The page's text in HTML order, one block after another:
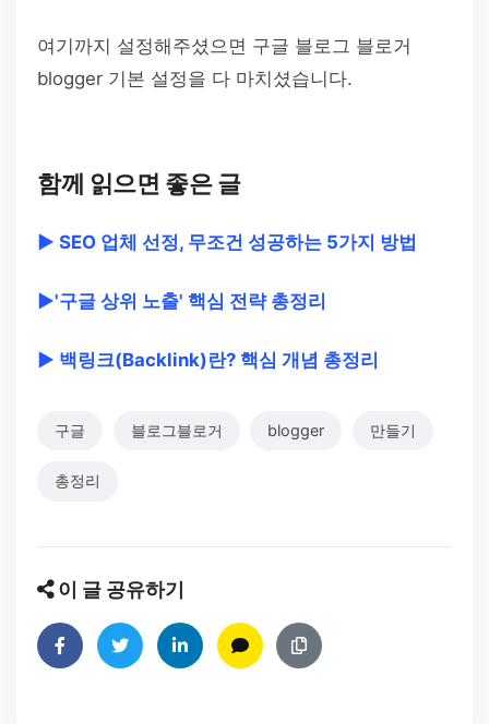
여기까지 설정해주셨으면 구글 블로그 블로거
blogger 기본 설정을 다 마치셨습니다.
함께 읽으면 좋은 글
▶ SEO 업체 선정, 무조건 성공하는 5가지 방법
▶'구글 상위 노출' 핵심 전략 총정리
▶ 백링크(Backlink)란? 핵심 개념 총정리
구글 블로그블로거 blogger 만들기
총정리
이 글 공유하기
페이스북에 공유하기
트위터에 공유하기
링크드인에 공유하기
카카오톡에 공유하기
링크 복사하기